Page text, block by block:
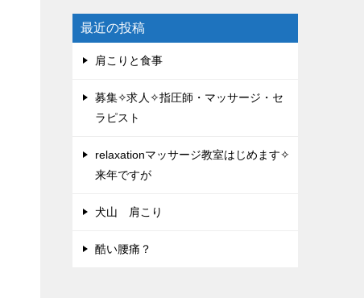
最近の投稿
肩こりと食事
募集✧求人✧指圧師・マッサージ・セ
ラピスト
relaxationマッサージ教室はじめます✧
来年ですが
犬山 肩こり
酷い腰痛？